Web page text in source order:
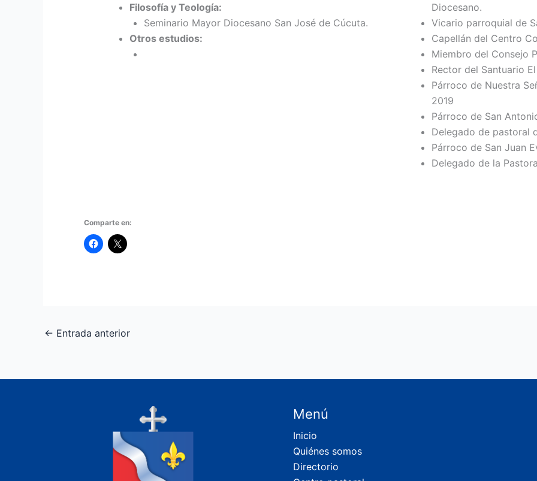
Filosofía y Teología:
Seminario Mayor Diocesano San José de Cúcuta.
Otros estudios:
Diocesano.
Vicario parroquial de
Capellán del Centro
Miembro del Consejo
Rector del Santuario
Párroco de Nuestra
2019
Párroco de San
Delegado de pastoral
Párroco de San Juan
Delegado de la
Comparte en:
← Entrada anterior
Menú
Inicio
Quiénes somos
Directorio